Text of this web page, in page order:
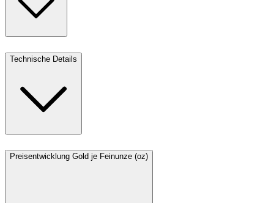
Technische Details
Preisentwicklung Gold je Feinunze (oz)